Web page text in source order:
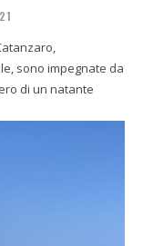
sono impegnate da
di un natante